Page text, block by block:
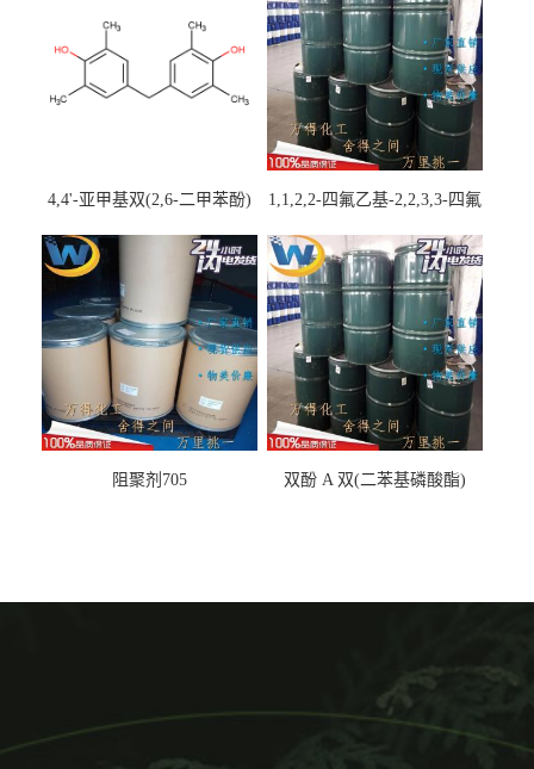
4,4'-亚甲基双(2,6-二甲苯酚)
1,1,2,2-四氟乙基-2,2,3,3-四氟
阻聚剂705 双酚 A 双(二苯基磷酸酯)